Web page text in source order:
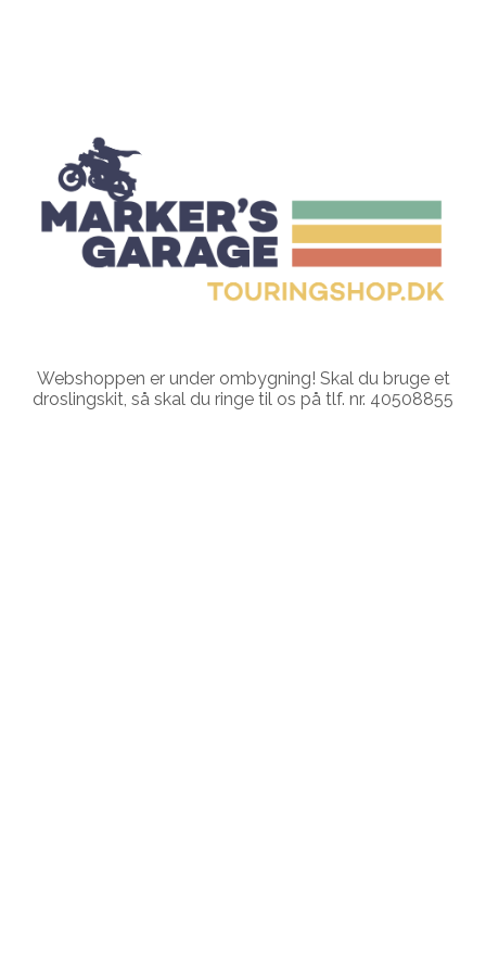
Webshoppen er under ombygning! Skal du bruge et
droslingskit, så skal du ringe til os på tlf. nr. 40508855